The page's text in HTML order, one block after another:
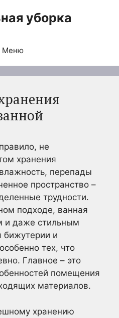
уборка
Меню
не
хранения
перепады
пространство –
трудности.
подходе, ванная
и даже стильным
бижутерии и
тех, что
Главное – это
помещения
материалов.
хранению